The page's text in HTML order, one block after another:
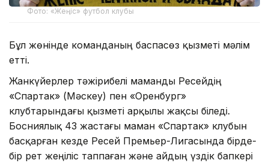
Фото: «Жеңіс» футбол клубы
Бұл жөнінде команданың баспасөз қызметі мәлім
етті.
Жанкүйерлер тәжірибелі маманды Ресейдің
«Спартак» (Мәскеу) пен «Оренбург»
клубтарындағы қызметі арқылы жақсы біледі.
Босниялық 43 жастағы маман «Спартак» клубын
басқарған кезде Ресей Премьер-Лигасында бірде-
бір рет жеңіліс таппаған және айдың үздік бапкері